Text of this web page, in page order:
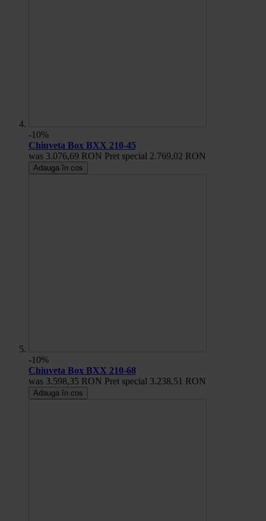
-10%
Chiuveta Box BXX 210-45
was 3.076,69 RON Pret special 2.769,02 RON
Adauga în cos
-10%
Chiuveta Box BXX 210-68
was 3.598,35 RON Pret special 3.238,51 RON
Adauga în cos